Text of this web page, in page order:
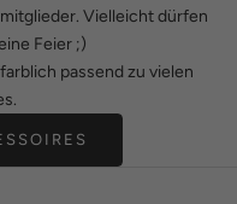
Vielleicht dürfen
Feier ;)
passend zu vielen